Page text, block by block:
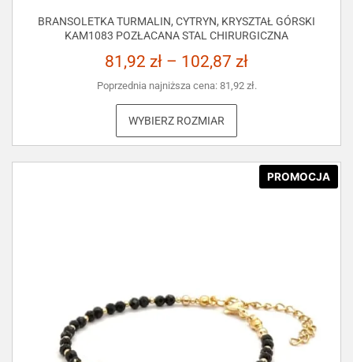
BRANSOLETKA TURMALIN, CYTRYN, KRYSZTAŁ GÓRSKI
KAM1083 POZŁACANA STAL CHIRURGICZNA
81,92 zł – 102,87 zł
Poprzednia najniższa cena: 81,92 zł.
WYBIERZ ROZMIAR
PROMOCJA